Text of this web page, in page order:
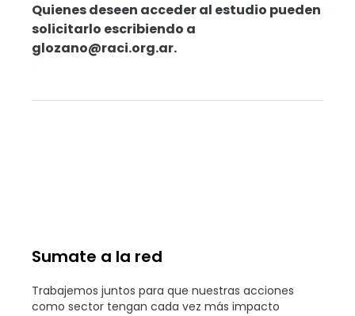
Quienes deseen acceder al estudio pueden
solicitarlo escribiendo a
glozano@raci.org.ar.
Sumate a la red
Trabajemos juntos para que nuestras acciones
como sector tengan cada vez más impacto